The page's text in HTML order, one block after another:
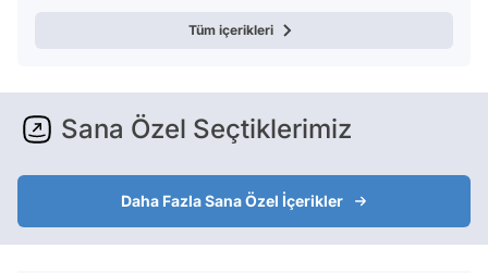
Tüm içerikleri
Sana Özel Seçtiklerimiz
Daha Fazla Sana Özel İçerikler